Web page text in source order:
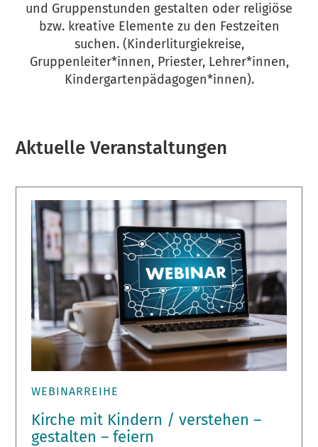
und Gruppenstunden gestalten oder religiöse
bzw. kreative Elemente zu den Festzeiten
suchen. (Kinderliturgiekreise,
Gruppenleiter*innen, Priester, Lehrer*innen,
Kindergartenpädagogen*innen).
Aktuelle Veranstaltungen
WEBINARREIHE
Kirche mit Kindern / verstehen –
gestalten – feiern